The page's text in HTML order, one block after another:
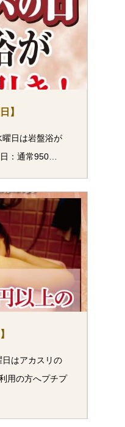
】
日は岩盤浴が
：通常950…
はアカスリの
用の方へプチプ